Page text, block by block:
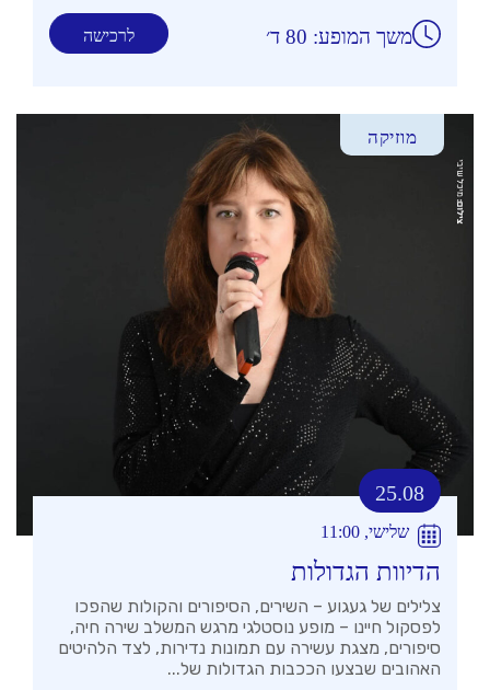
לרכישה משך המופע: 80 ד׳
מוזיקה
25.08
שלישי, 11:00
הדיוות הגדולות
צלילים של געגוע – השירים, הסיפורים והקולות שהפכו
לפסקול חיינו – מופע נוסטלגי מרגש המשלב שירה חיה,
סיפורים, מצגת עשירה עם תמונות נדירות, לצד הלהיטים
האהובים שבצעו הככבות הגדולות של...